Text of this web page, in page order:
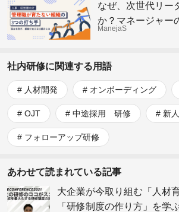
なぜ、次世代リー
か？マネージャー
れからの組織の仕
ManejaS
社内研修に関連する用語
人材開発 オンボーディング
OJT 中途採用 研修 新
フォローアップ研修
あわせて読まれている記事
大企業が今取り組む「人材
「研修制度の作り方」を学